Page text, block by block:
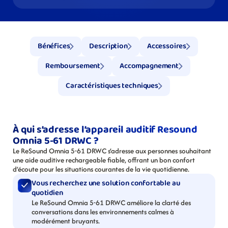
Bénéfices Description
Accessoires
Remboursement
Accompagnement
Caractéristiques techniques
À qui s’adresse l’appareil auditif Resound
Omnia 5-61 DRWC ?
Le ReSound Omnia 5-61 DRWC s’adresse aux personnes souhaitant
une aide auditive rechargeable fiable, offrant un bon confort
d’écoute pour les situations courantes de la vie quotidienne.
Vous recherchez une solution confortable au
quotidien
Le ReSound Omnia 5-61 DRWC améliore la clarté des
conversations dans les environnements calmes à
modérément bruyants.